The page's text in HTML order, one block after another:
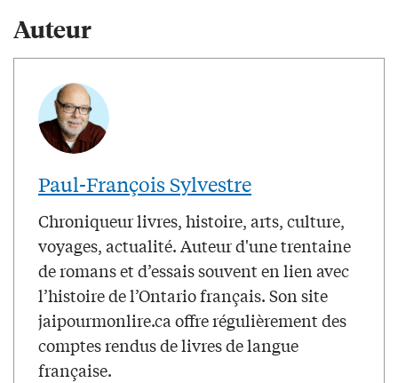
Auteur
Paul-François Sylvestre
Chroniqueur livres, histoire, arts, culture,
voyages, actualité. Auteur d'une trentaine
de romans et d’essais souvent en lien avec
l’histoire de l’Ontario français. Son site
jaipourmonlire.ca offre régulièrement des
comptes rendus de livres de langue
française.